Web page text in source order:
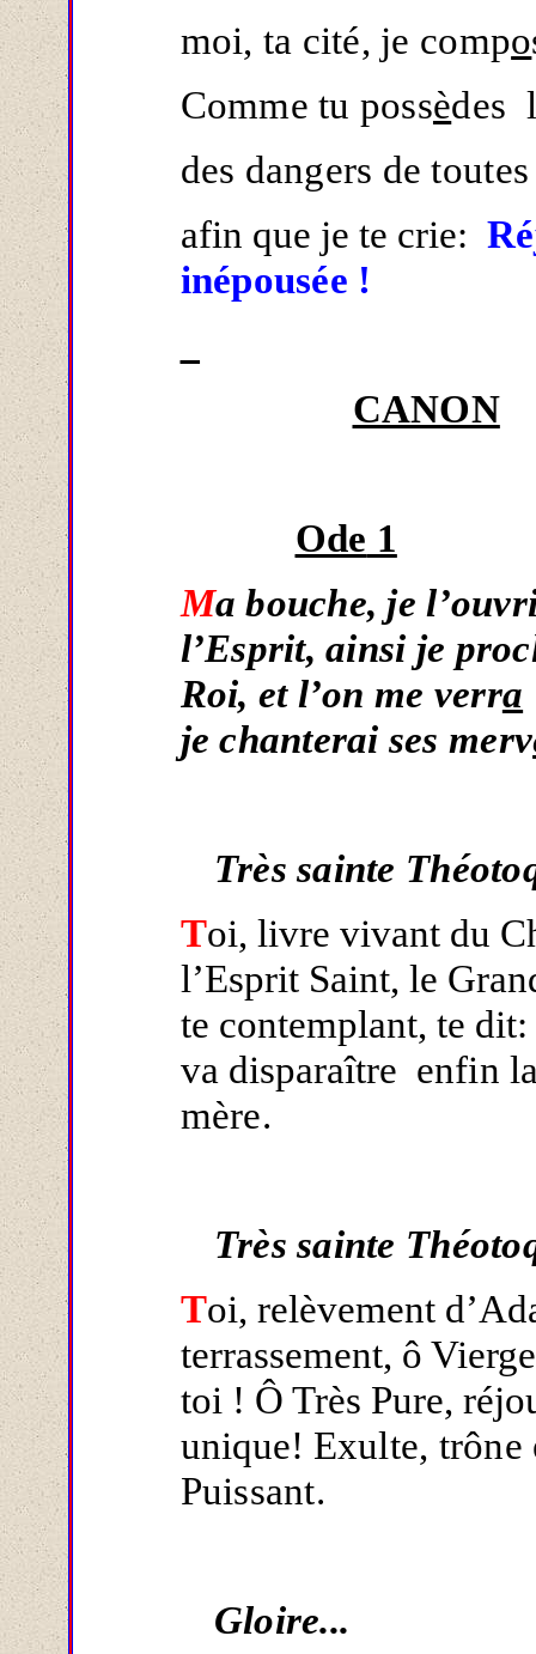
moi, ta cité, je compo
Comme tu possèdes
des dangers de toutes
afin que je te crie:
inépousée !
CANON
Ode 1
Ma bouche, je
l’Esprit, ainsi je
Roi, et l’on me verra
je chanterai ses merv
Très sainte
Toi, livre vivant du
l’Esprit Saint, le
te contemplant, te
va disparaître enfin
mère.
Très sainte
Toi, relèvement
terrassement, ô
toi ! Ô Très Pure,
unique! Exulte, trône
Puissant.
Gloire...